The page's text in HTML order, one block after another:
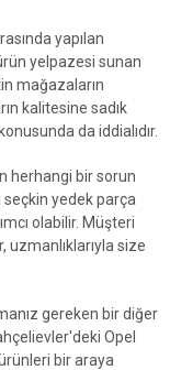
yapılan
yelpazesi sunan
mağazaların
kalitesine sadık
da iddialıdır.
herhangi bir sorun
yedek parça
olabilir. Müşteri
size
gereken bir diğer
Opel
bir araya